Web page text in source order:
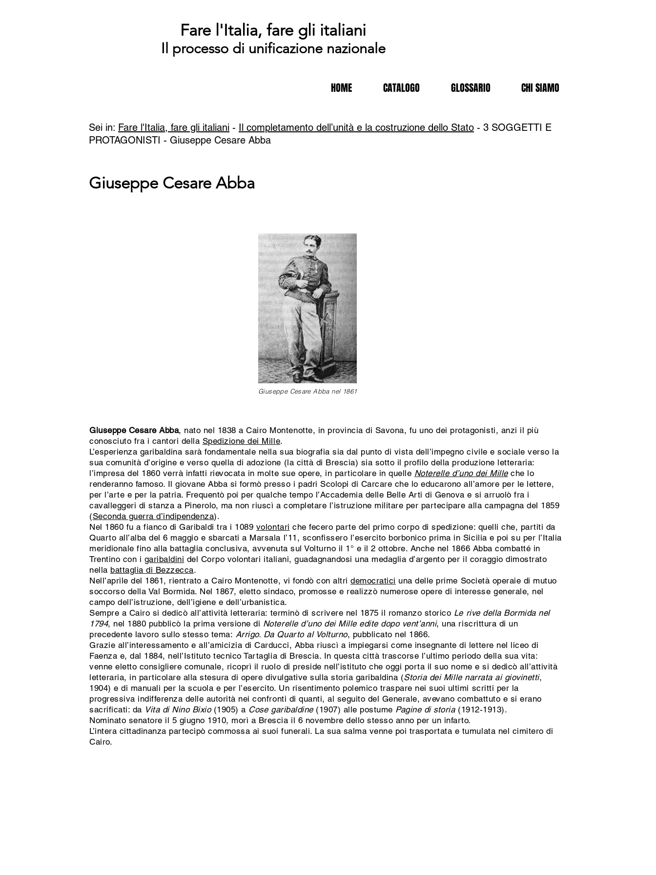
Fare l'Italia, fare gli italiani
Il processo di unificazione nazionale
HOME CATALOGO GLOSSARIO CHI SIAMO
Sei in: Fare l'Italia, fare gli italiani - Il completamento dell’unità e la costruzione dello Stato - 3 SOGGETTI E
PROTAGONISTI - Giuseppe Cesare Abba
Giuseppe Cesare Abba
Giuseppe Cesare Abba nel 1861
Giuseppe Cesare Abba, nato nel 1838 a Cairo Montenotte, in provincia di Savona, fu uno dei protagonisti, anzi il più
conosciuto fra i cantori della Spedizione dei Mille.
L’esperienza garibaldina sarà fondamentale nella sua biografia sia dal punto di vista dell’impegno civile e sociale verso la
sua comunità d’origine e verso quella di adozione (la città di Brescia) sia sotto il profilo della produzione letteraria:
l’impresa del 1860 verrà infatti rievocata in molte sue opere, in particolare in quelle Noterelle d’uno dei Milleche lo
renderanno famoso. Il giovane Abba si formò presso i padri Scolopi di Carcare che lo educarono all’amore per le lettere,
per l’arte e per la patria. Frequentò poi per qualche tempo l’Accademia delle Belle Arti di Genova e si arruolò fra i
cavalleggeri di stanza a Pinerolo, ma non riuscì a completare l’istruzione militare per partecipare alla campagna del 1859
(Seconda guerra d’indipendenza).
Nel 1860 fu a fianco di Garibaldi tra i 1089 volontari che fecero parte del primo corpo di spedizione: quelli che, partiti da
Quarto all’alba del 6 maggio e sbarcati a Marsala l’11, sconfissero l’esercito borbonico prima in Sicilia e poi su per l’Italia
meridionale fino alla battaglia conclusiva, avvenuta sul Volturno il 1° e il 2 ottobre. Anche nel 1866 Abba combatté in
Trentino con i garibaldini del Corpo volontari italiani, guadagnandosi una medaglia d’argento per il coraggio dimostrato
nella battaglia di Bezzecca.
Nell’aprile del 1861, rientrato a Cairo Montenotte, vi fondò con altridemocratici una delle prime Società operaie di mutuo
soccorso della Val Bormida. Nel 1867, eletto sindaco, promosse e realizzò numerose opere di interesse generale, nel
campo dell’istruzione, dell’igiene e dell’urbanistica.
Sempre a Cairo si dedicò all’attività letteraria: terminò di scrivere nel 1875 il romanzo storico Le rive della Bormida nel
1794, nel 1880 pubblicò la prima versione di Noterelle d’uno dei Mille edite dopo vent’anni, una riscrittura di un
precedente lavoro sullo stesso tema: Arrigo. Da Quarto al Volturno, pubblicato nel 1866.
Grazie all’interessamento e all’amicizia di Carducci, Abba riuscì a impiegarsi come insegnante di lettere nel liceo di
Faenza e, dal 1884, nell’Istituto tecnico Tartaglia di Brescia. In questa città trascorse l’ultimo periodo della sua vita:
venne eletto consigliere comunale, ricoprì il ruolo di preside nell’istituto che oggi porta il suo nome e si dedicò all’attività
letteraria, in particolare alla stesura di opere divulgative sulla storia garibaldina (Storia dei Mille narrata ai giovinetti,
1904) e di manuali per la scuola e per l’esercito. Un risentimento polemico traspare nei suoi ultimi scritti per la
progressiva indifferenza delle autorità nei confronti di quanti, al seguito del Generale, avevano combattuto e si erano
sacrificati: da Vita di Nino Bixio(1905) a Cose garibaldine(1907) alle postume Pagine di storia(1912-1913).
Nominato senatore il 5 giugno 1910, morì a Brescia il 6 novembre dello stesso anno per un infarto.
L’intera cittadinanza partecipò commossa ai suoi funerali. La sua salma venne poi trasportata e tumulata nel cimitero di
Cairo.